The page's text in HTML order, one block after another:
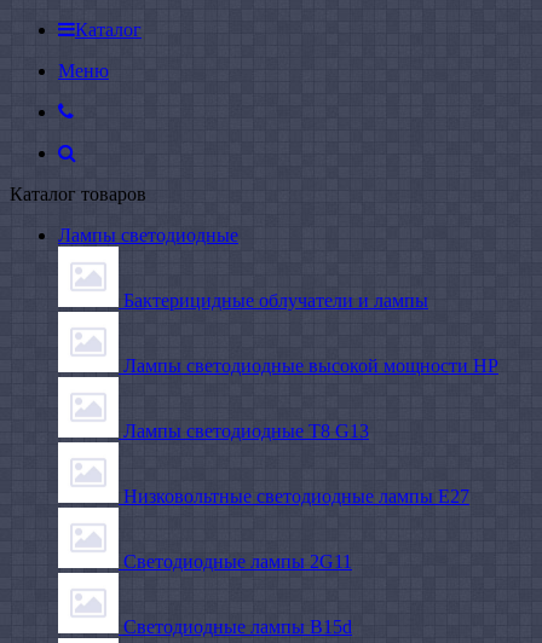
Каталог
Меню
Каталог товаров
Лампы светодиодные
Бактерицидные облучатели и лампы
Лампы светодиодные высокой мощности HP
Лампы светодиодные Т8 G13
Низковольтные светодиодные лампы E27
Светодиодные лампы 2G11
Светодиодные лампы B15d